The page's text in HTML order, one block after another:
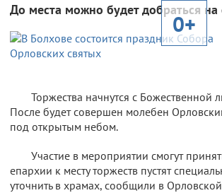
До места можно будет добраться на
0+
Торжества начнутся с
После будет совершен молебен
под открытым небом.
Участие в мероприятии смогут
епархии к месту торжеств пустят
уточнить в храмах, сообщили в